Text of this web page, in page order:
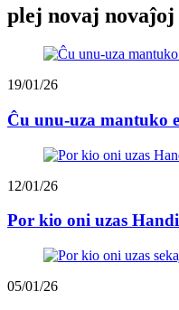
plej novaj novaĵoj
19/01/26
Ĉu unu-uza mantuko
12/01/26
Por kio oni uzas
05/01/26